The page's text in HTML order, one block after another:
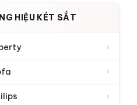
HIỆU KÉT SẮT
›
›
›